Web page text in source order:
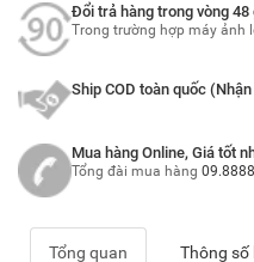
Đổi trả hàng trong vòng 48
Trong trường hợp máy ảnh
Ship COD toàn quốc
Mua hàng Online, Giá tốt
Tổng đài mua hàng
Tổng quan Thông số